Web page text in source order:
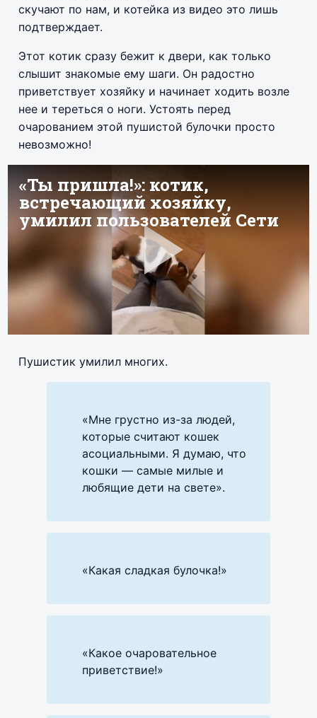
скучают по нам, и котейка из видео это лишь
подтверждает.
Этот котик сразу бежит к двери, как только
слышит знакомые ему шаги. Он радостно
приветствует хозяйку и начинает ходить возле
нее и тереться о ноги. Устоять перед
очарованием этой пушистой булочки просто
невозможно!
Пушистик умилил многих.
«Мне грустно из-за людей,
которые считают кошек
асоциальными. Я думаю, что
кошки — самые милые и
любящие дети на свете».
«Какая сладкая булочка!»
«Какое очаровательное
приветствие!»